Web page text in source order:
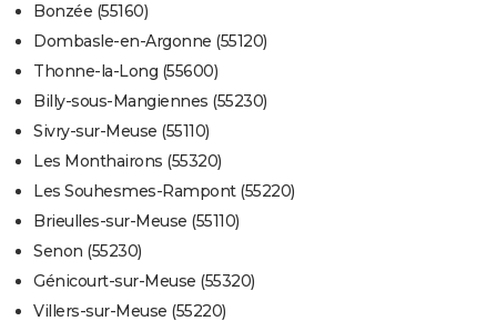
Bonzée (55160)
Dombasle-en-Argonne (55120)
Thonne-la-Long (55600)
Billy-sous-Mangiennes (55230)
Sivry-sur-Meuse (55110)
Les Monthairons (55320)
Les Souhesmes-Rampont (55220)
Brieulles-sur-Meuse (55110)
Senon (55230)
Génicourt-sur-Meuse (55320)
Villers-sur-Meuse (55220)